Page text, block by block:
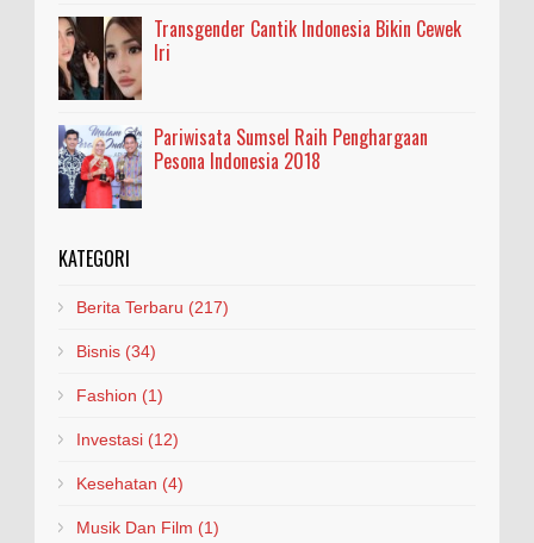
Transgender Cantik Indonesia Bikin Cewek
Iri
Pariwisata Sumsel Raih Penghargaan
Pesona Indonesia 2018
KATEGORI
Berita Terbaru (217)
Bisnis (34)
Fashion (1)
Investasi (12)
Kesehatan (4)
Musik Dan Film (1)